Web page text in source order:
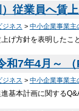
）従業員へ賃
ジネス > 中小企業事業主
げ方針を表明したこ
7年4月～ （
ジネス > 中小企業事業主
進基本計画に関する